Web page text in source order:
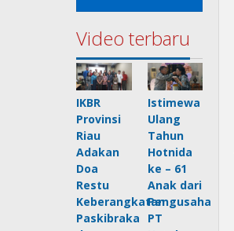
Video terbaru
IKBR
Provinsi
Riau
Adakan
Doa
Restu
Keberangkatan
Paskibraka
Istimewa
Ulang
Tahun
Hotnida
ke – 61
Anak dari
Pengusaha
PT